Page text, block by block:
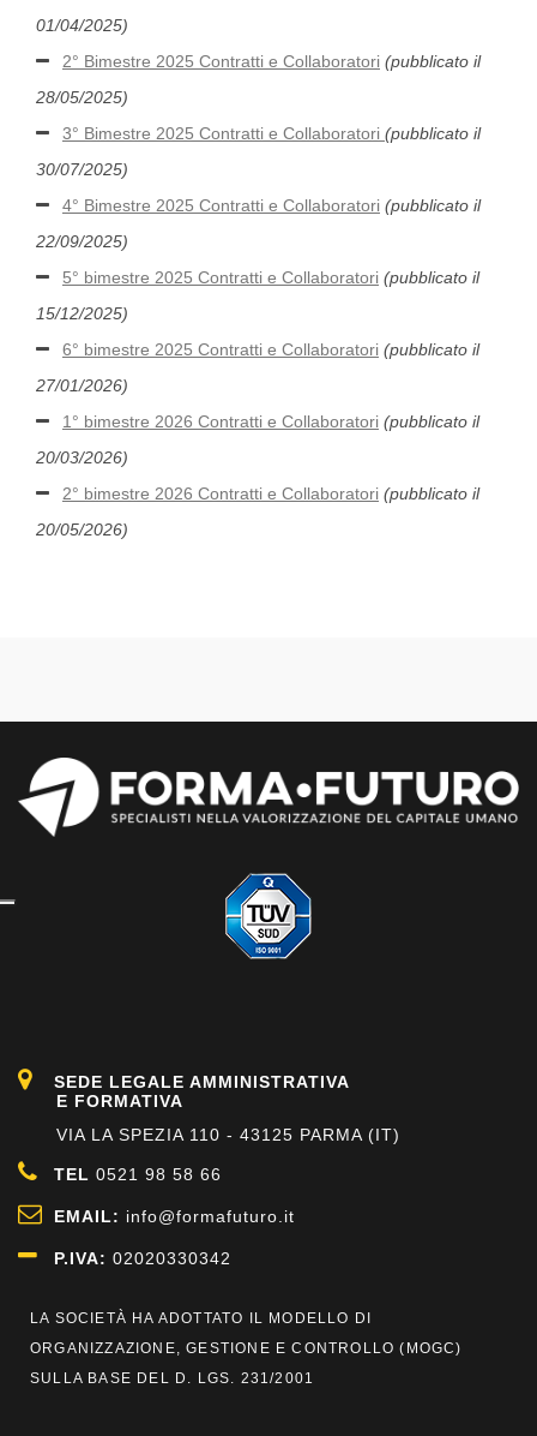
01/04/2025)
2° Bimestre 2025 Contratti e Collaboratori (pubblicato il
28/05/2025)
3° Bimestre 2025 Contratti e Collaboratori (pubblicato il
30/07/2025)
4° Bimestre 2025 Contratti e Collaboratori (pubblicato il
22/09/2025)
5° bimestre 2025 Contratti e Collaboratori (pubblicato il
15/12/2025)
6° bimestre 2025 Contratti e Collaboratori (pubblicato il
27/01/2026)
1° bimestre 2026 Contratti e Collaboratori (pubblicato il
20/03/2026)
2° bimestre 2026 Contratti e Collaboratori (pubblicato il
20/05/2026)
SEDE LEGALE AMMINISTRATIVA
E FORMATIVA
VIA LA SPEZIA 110 - 43125 PARMA (IT)
TEL 0521 98 58 66
EMAIL: info@formafuturo.it
P.IVA: 02020330342
LA SOCIETÀ HA ADOTTATO IL MODELLO DI
ORGANIZZAZIONE, GESTIONE E CONTROLLO ( MOGC)
SULLA BASE DEL D. LGS. 231/2001